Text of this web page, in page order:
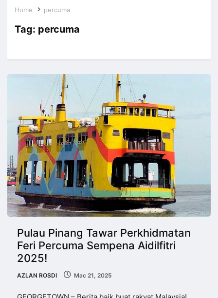
Home percuma
Tag: percuma
Pulau Pinang Tawar Perkhidmatan
Feri Percuma Sempena Aidilfitri
2025!
AZLAN ROSDI Mac 21, 2025